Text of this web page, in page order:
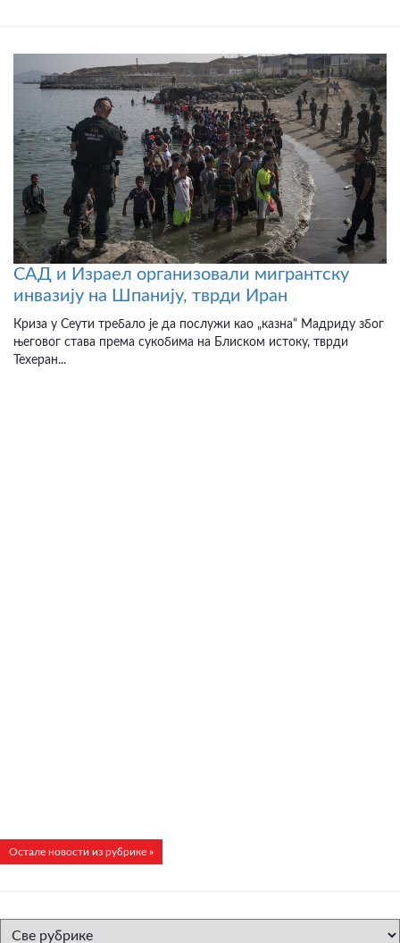
САД и Израел организовали мигрантску
инвазију на Шпанију, тврди Иран
Криза у Сеути требало је да послужи као „казна“ Мадриду због
његовог става према сукобима на Блиском истоку, тврди
Техеран...
Остале новости из рубрике »